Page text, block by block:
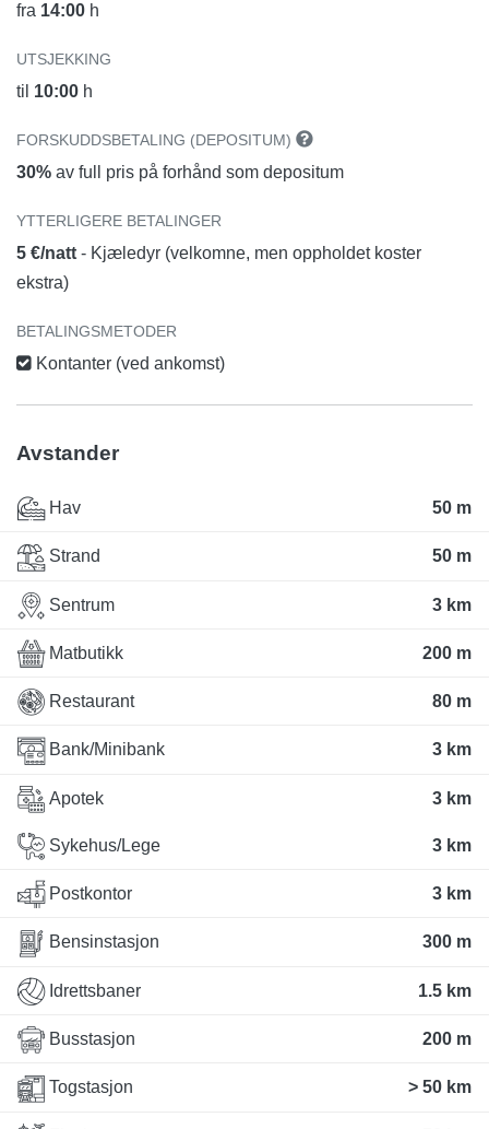
fra 14:00 h
UTSJEKKING
til 10:00 h
FORSKUDDSBETALING (DEPOSITUM)
30% av full pris på forhånd som depositum
YTTERLIGERE BETALINGER
5 €/natt - Kjæledyr (velkomne, men oppholdet koster
ekstra)
BETALINGSMETODER
Kontanter (ved ankomst)
Avstander
Hav 50 m
Strand 50 m
Sentrum 3 km
Matbutikk 200 m
Restaurant 80 m
Bank/Minibank 3 km
Apotek 3 km
Sykehus/Lege 3 km
Postkontor 3 km
Bensinstasjon 300 m
Idrettsbaner 1.5 km
Busstasjon 200 m
Togstasjon > 50 km